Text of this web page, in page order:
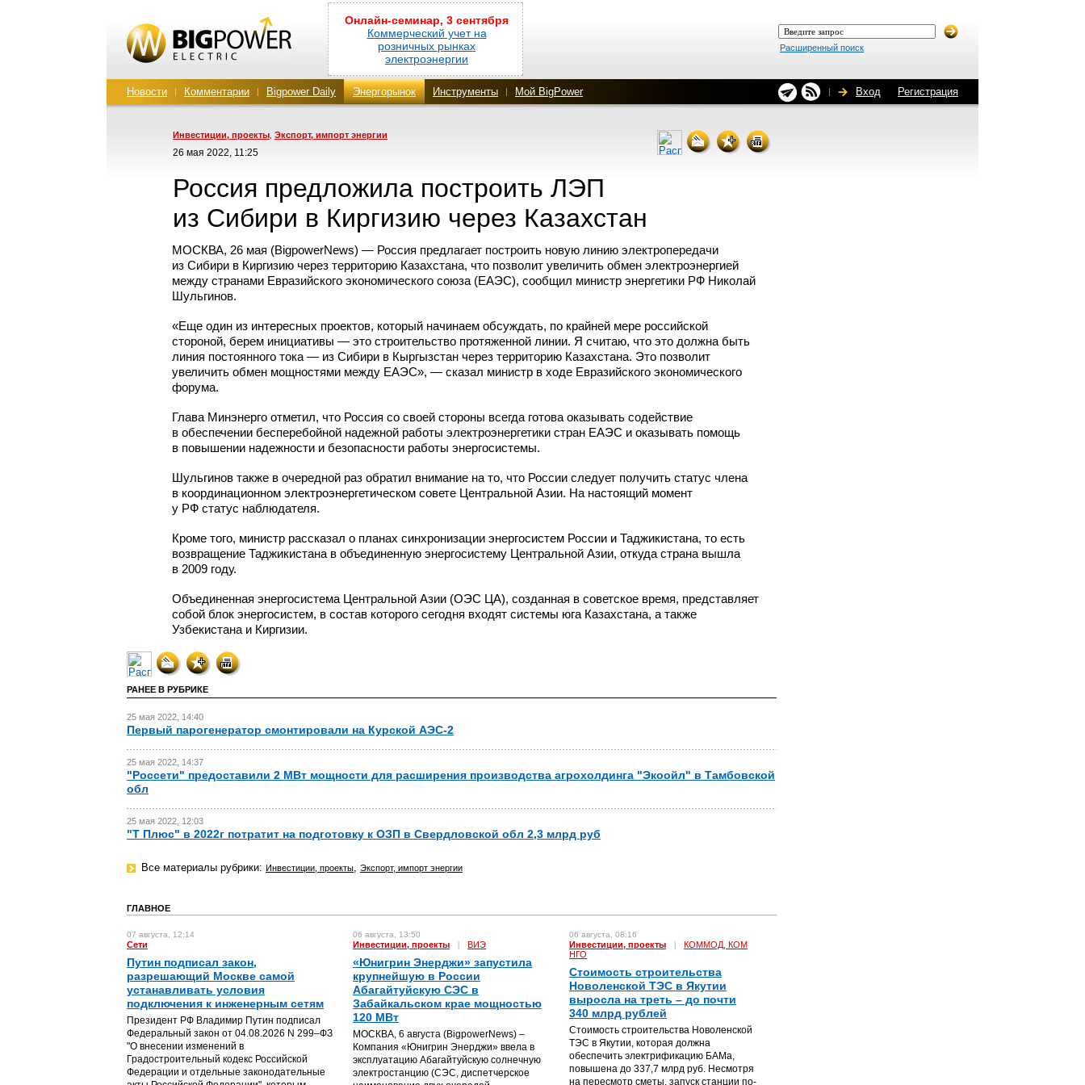
Онлайн-семинар, 3 сентября
Коммерческий учет на
розничных рынках
электроэнергии
Расширенный поиск
Новости Комментарии Bigpower Daily Энергорынок Инструменты Мой BigPower Вход Регистрация
Инвестиции, проекты Экспорт, импорт энергии
26 мая 2022, 11:25
Россия предложила построить ЛЭП
из Сибири в Киргизию через Казахстан
МОСКВА, 26 мая (BigpowerNews) — Россия предлагает построить новую линию электропередачи
из Сибири в Киргизию через территорию Казахстана, что позволит увеличить обмен электроэнергией
между странами Евразийского экономического союза (ЕАЭС), сообщил министр энергетики РФ Николай
Шульгинов.
«Еще один из интересных проектов, который начинаем обсуждать, по крайней мере российской
стороной, берем инициативы — это строительство протяженной линии. Я считаю, что это должна быть
линия постоянного тока — из Сибири в Кыргызстан через территорию Казахстана. Это позволит
увеличить обмен мощностями между ЕАЭС», — сказал министр в ходе Евразийского экономического
форума.
Глава Минэнерго отметил, что Россия со своей стороны всегда готова оказывать содействие
в обеспечении бесперебойной надежной работы электроэнергетики стран ЕАЭС и оказывать помощь
в повышении надежности и безопасности работы энергосистемы.
Шульгинов также в очередной раз обратил внимание на то, что России следует получить статус члена
в координационном электроэнергетическом совете Центральной Азии. На настоящий момент
у РФ статус наблюдателя.
Кроме того, министр рассказал о планах синхронизации энергосистем России и Таджикистана, то есть
возвращение Таджикистана в объединенную энергосистему Центральной Азии, откуда страна вышла
в 2009 году.
Объединенная энергосистема Центральной Азии (ОЭС ЦА), созданная в советское время, представляет
собой блок энергосистем, в состав которого сегодня входят системы юга Казахстана, а также
Узбекистана и Киргизии.
РАНЕЕ В РУБРИКЕ
25 мая 2022, 14:40
Первый парогенератор смонтировали на Курской АЭС-2
25 мая 2022, 14:37
"Россети" предоставили 2 МВт мощности для расширения производства агрохолдинга "Экоойл" в Тамбовской
обл
25 мая 2022, 12:03
"Т Плюс" в 2022г потратит на подготовку к ОЗП в Свердловской обл 2,3 млрд руб
Все материалы рубрики: Инвестиции, проекты, Экспорт, импорт энергии
ГЛАВНОЕ
07 августа, 12:14
Сети
Путин подписал закон,
разрешающий Москве самой
устанавливать условия
подключения к инженерным сетям
Президент РФ Владимир Путин подписал
Федеральный закон от 04.08.2026 N 299–ФЗ
"О внесении изменений в
Градостроительный кодекс Российской
Федерации и отдельные законодательные
06 августа, 13:50
Инвестиции, проекты | ВИЭ
«Юнигрин Энерджи» запустила
крупнейшую в России
Абагайтуйскую СЭС в
Забайкальском крае мощностью
120 МВт
МОСКВА, 6 августа (BigpowerNews) –
Компания «Юнигрин Энерджи» ввела в
эксплуатацию Абагайтуйскую солнечную
электростанцию (СЭС, диспетчерское
06 августа, 08:16
Инвестиции, проекты |
КОММОД, КОМ
НГО
Стоимость строительства
Новоленской ТЭС в Якутии
выросла на треть – до почти
340 млрд рублей
Стоимость строительства Новоленской
ТЭС в Якутии, которая должна
обеспечить электрификацию БАМа,
повышена до 337,7 млрд руб. Несмотря
на пересмотр сметы, запуск станции по-